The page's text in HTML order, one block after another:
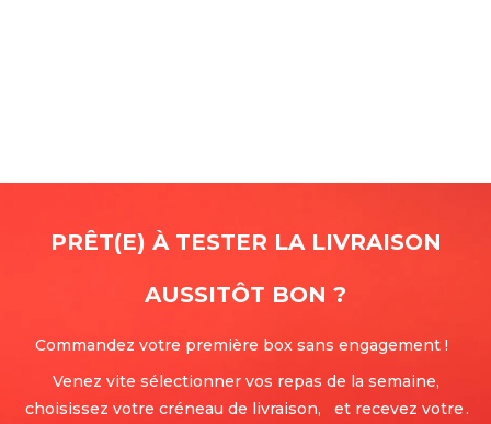
PRÊT(E) À TESTER LA LIVRAISON
AUSSITÔT BON ?
Commandez votre première box sans engagement !
Venez vite sélectionner vos repas de la semaine,
choisissez votre créneau de livraison, et recevez votre.